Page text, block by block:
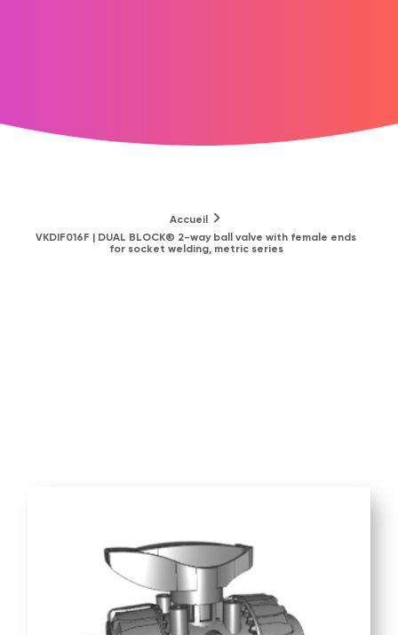
Accueil
VKDIF016F | DUAL BLOCK® 2-way ball valve with female ends
for socket welding, metric series